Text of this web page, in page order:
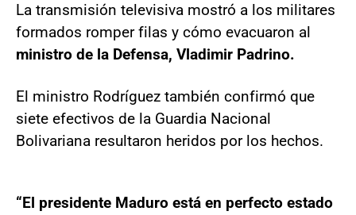
La transmisión televisiva mostró a los militares
formados romper filas y cómo evacuaron al
ministro de la Defensa, Vladimir Padrino.
El ministro Rodríguez también confirmó que
siete efectivos de la Guardia Nacional
Bolivariana resultaron heridos por los hechos.
“El presidente Maduro está en perfecto estado